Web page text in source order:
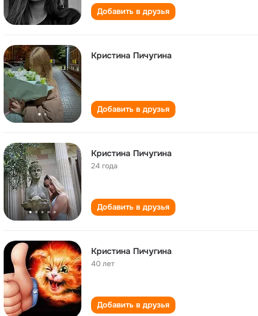
Добавить в друзья
Кристина Пичугина
Добавить в друзья
Кристина Пичугина
24 года
Добавить в друзья
Кристина Пичугина
40 лет
Добавить в друзья